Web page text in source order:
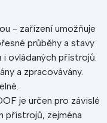
- zařízení umožňuje
průběhy a stavy
ovládaných přístrojů.
a zpracovávány.
je určen pro závislé
přístrojů, zejména